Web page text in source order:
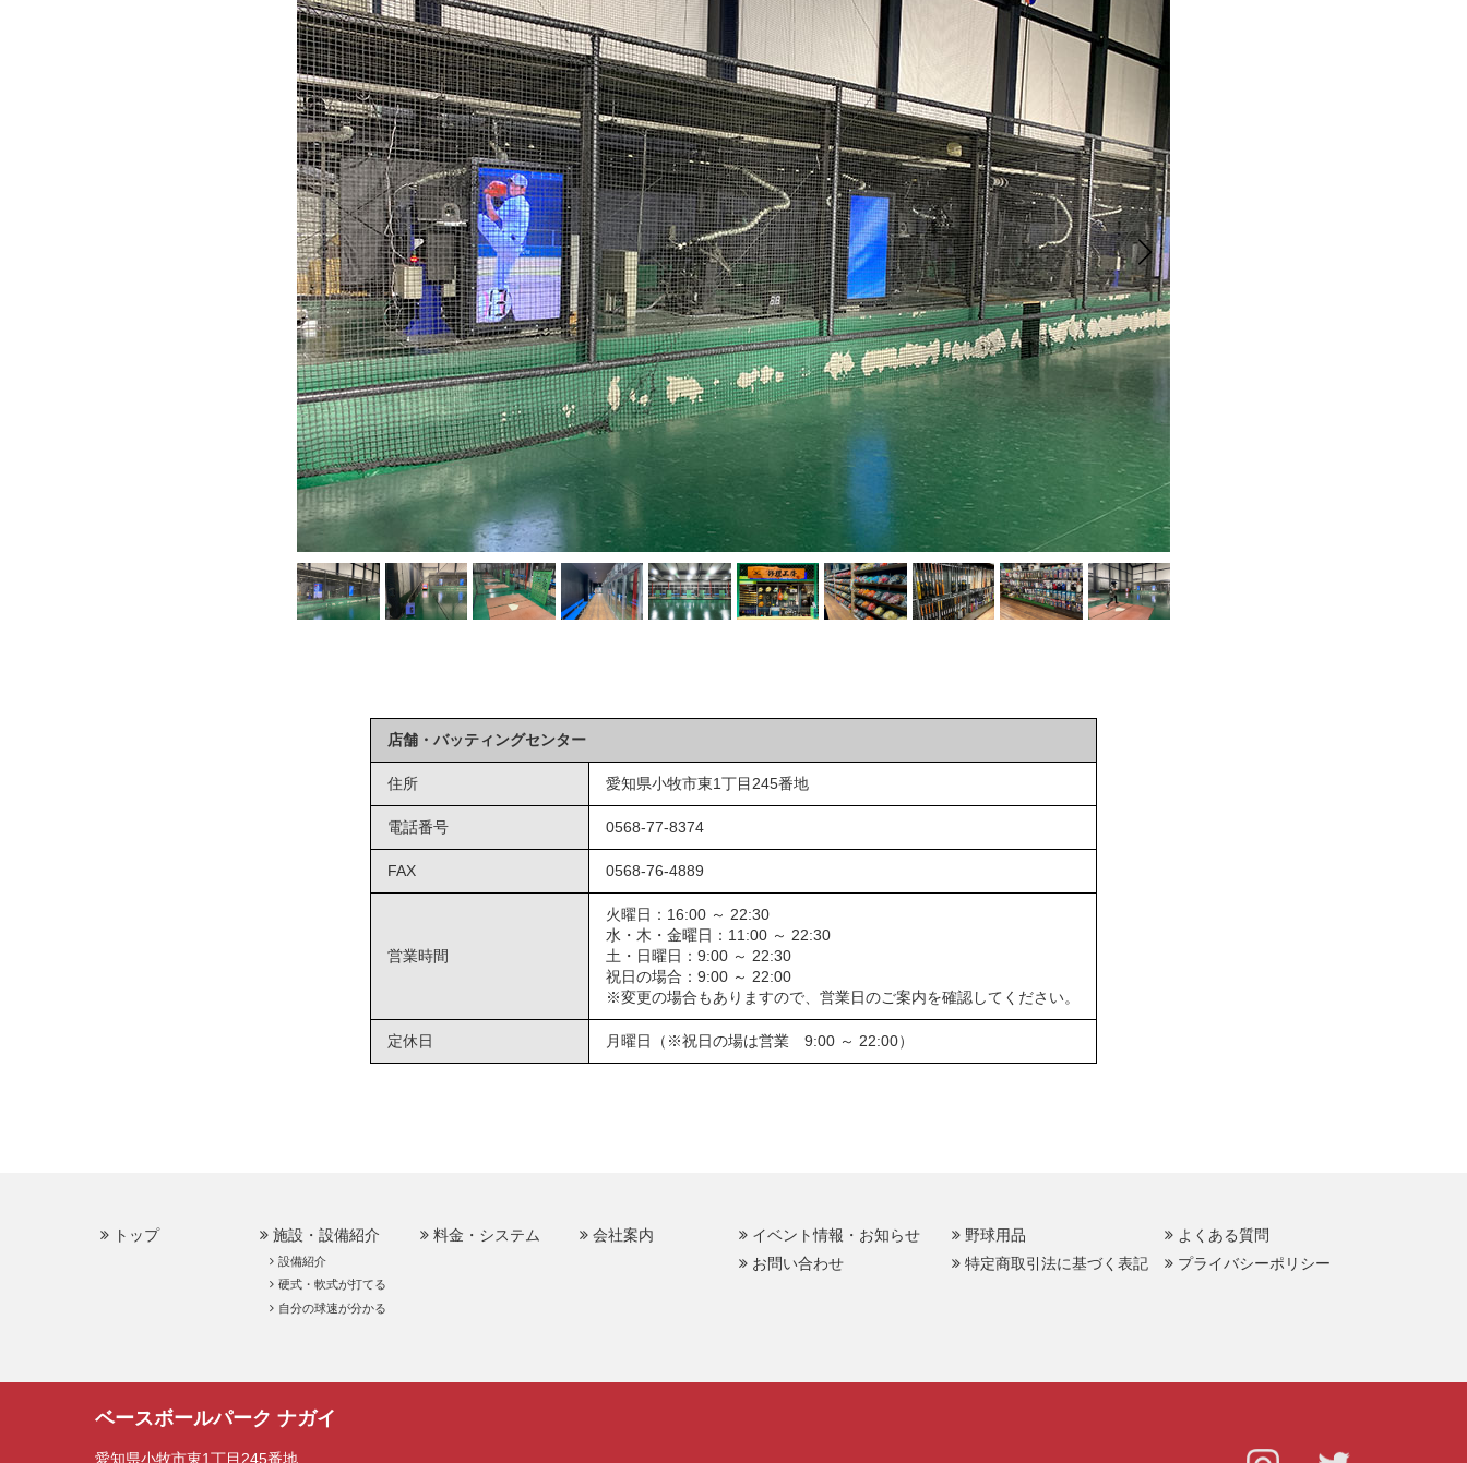
店舗・バッティングセンター
住所 愛知県小牧市東1丁目245番地
電話番号 0568-77-8374
FAX 0568-76-4889
営業時間
火曜日：16:00 ～ 22:30
水・木・金曜日：11:00 ～ 22:30
土・日曜日：9:00 ～ 22:30
祝日の場合：9:00 ～ 22:00
※変更の場合もありますので、営業日のご案内を確認してください。
定休日 月曜日（※祝日の場は営業 9:00 ～ 22:00）
トップ 施設・設備紹介
設備紹介
硬式・軟式が打てる
自分の球速が分かる
料金・システム 会社案内 イベント情報・お知らせ 野球用品
よくある質問
お問い合わせ
特定商取引法に基づく表記 プライバシーポリシー
ベースボールパーク ナガイ
愛知県小牧市東1丁目245番地